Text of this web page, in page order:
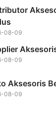
08-09
08-09
Aksesoris
08-09